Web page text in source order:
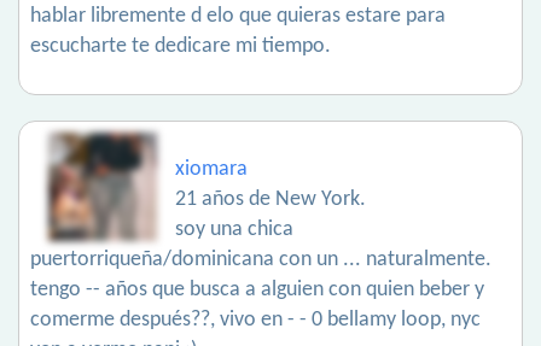
hablar libremente d elo que quieras estare para
escucharte te dedicare mi tiempo.
xiomara
21 años de New York.
soy una chica
puertorriqueña/dominicana con un ... naturalmente.
tengo -- años que busca a alguien con quien beber y
comerme después??, vivo en - - 0 bellamy loop, nyc